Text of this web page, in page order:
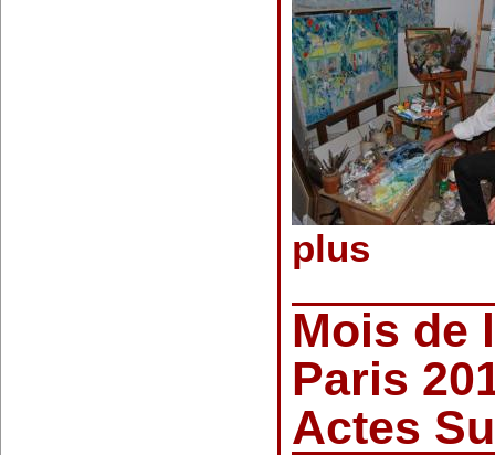
plus
Mois de
Paris
Actes